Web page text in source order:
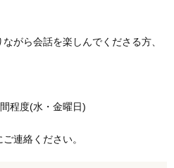
がら会話を楽しんでくださる方、
程度(水・金曜日)
連絡ください。